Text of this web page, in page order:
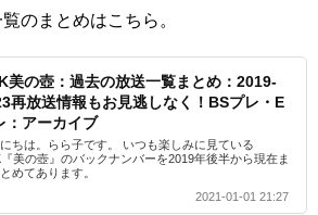
のまとめはこちら。
美の壺：過去の放送一覧まとめ：2019-
再放送情報もお見逃しなく！BSプレ・E
：アーカイブ
ちは。らら子です。 いつも楽しみに見ている
美の壺』のバックナンバーを2019年後半から現在ま
めてあります。
2021-01-01 21:27